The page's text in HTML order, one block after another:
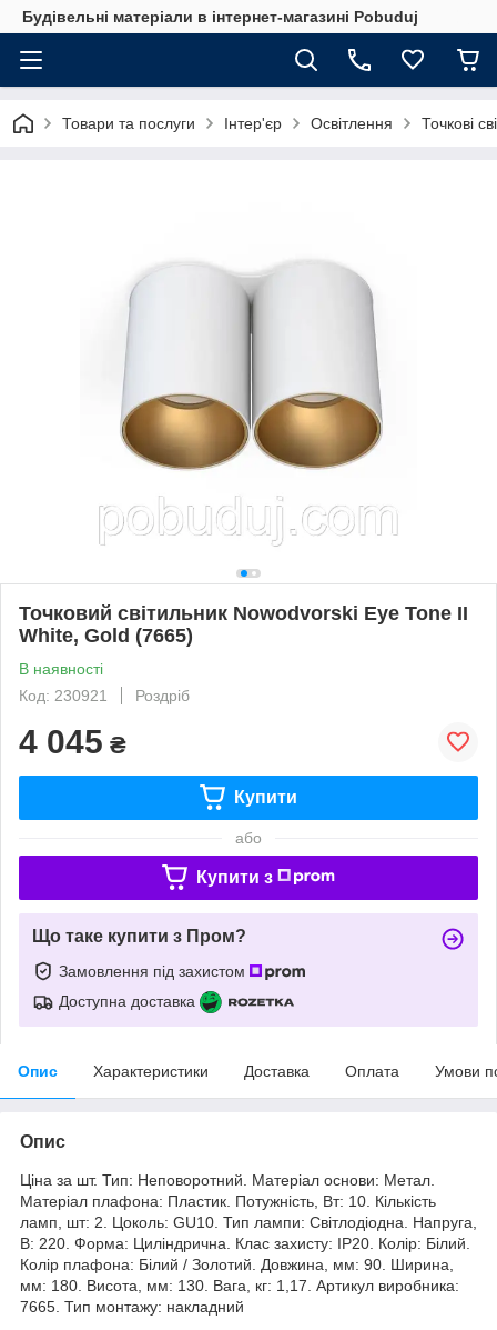
Будівельні матеріали в інтернет-магазині Pobuduj
Товари та послуги Інтер'єр Освітлення Точкові
Точковий світильник Nowodvorski Eye Tone II
White, Gold (7665)
В наявності
Код: 230921
Роздріб
4 045 ₴
Купити
або
Купити з
Що таке купити з Пром?
Замовлення під захистом
Доступна доставка
Опис Характеристики Доставка Оплата Умови
Опис
Ціна за шт. Тип: Неповоротний. Матеріал основи: Метал.
Матеріал плафона: Пластик. Потужність, Вт: 10. Кількість
ламп, шт: 2. Цоколь: GU10. Тип лампи: Світлодіодна. Напруга,
В: 220. Форма: Циліндрична. Клас захисту: IP20. Колір: Білий.
Колір плафона: Білий / Золотий. Довжина, мм: 90. Ширина,
мм: 180. Висота, мм: 130. Вага, кг: 1,17. Артикул виробника:
7665. Тип монтажу: накладний